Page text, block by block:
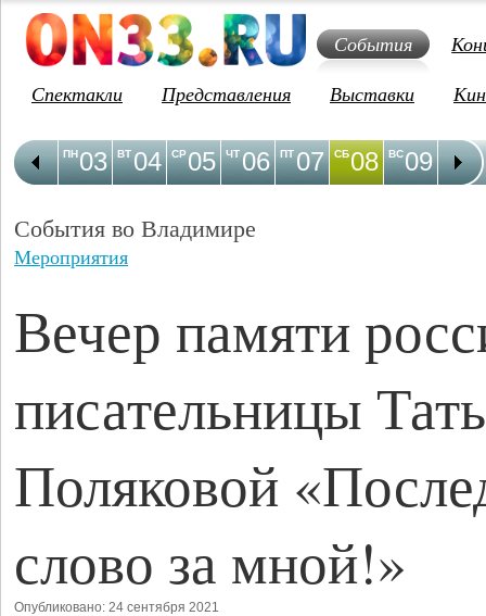
События
Спектакли
Представления Выставки
03
ПН 04
ВТ 05
СР 06
ЧТ 07
ПТ 08
СБ 09
ВС 10
ПН
События во Владимире
Мероприятия
Вечер памяти
писательницы
Поляковой
слово за мной!»
Опубликовано: 24 сентября 2021